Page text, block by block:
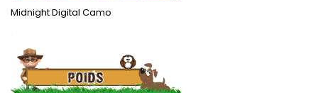
Midnight Digital Camo
.